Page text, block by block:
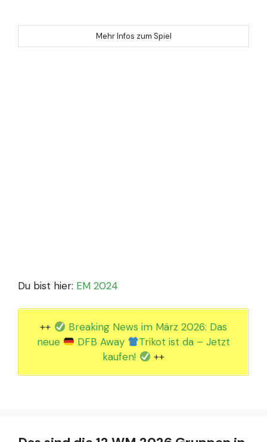
Mehr Infos zum Spiel
Du bist hier: EM 2024
++
Breaking News im März 2026: Das
neue
DFB Away
Trikot ist da – Jetzt
kaufen!
++